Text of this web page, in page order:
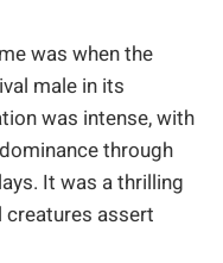
was when the
male in its
was intense, with
through
It was a thrilling
assert